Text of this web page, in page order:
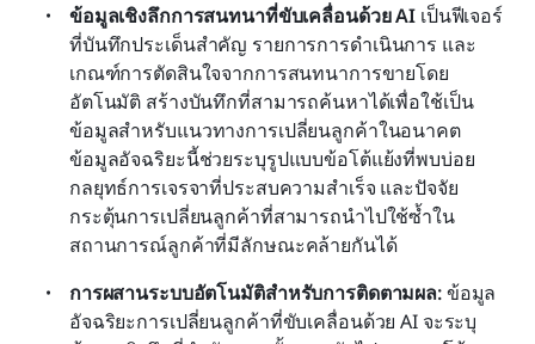
ข้อมูลเชิงลึกการสนทนาที่ขับเคลื่อนด้วย AI เป็นฟีเจอร์
ที่บันทึกประเด็นสำคัญ รายการการดำเนินการ และ
เกณฑ์การตัดสินใจจากการสนทนาการขายโดย
อัตโนมัติ สร้างบันทึกที่สามารถค้นหาได้เพื่อใช้เป็น
ข้อมูลสำหรับแนวทางการเปลี่ยนลูกค้าในอนาคต
ข้อมูลอัจฉริยะนี้ช่วยระบุรูปแบบข้อโต้แย้งที่พบบ่อย
กลยุทธ์การเจรจาที่ประสบความสำเร็จ และปัจจัย
กระตุ้นการเปลี่ยนลูกค้าที่สามารถนำไปใช้ซ้ำใน
สถานการณ์ลูกค้าที่มีลักษณะคล้ายกันได้
การผสานระบบอัตโนมัติสำหรับการติดตามผล: ข้อมูล
อัจฉริยะการเปลี่ยนลูกค้าที่ขับเคลื่อนด้วย AI จะระบุ